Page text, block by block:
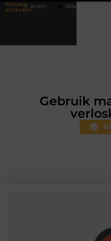
Nieuwe
artikelenonline vlees bestellen
Gebruik